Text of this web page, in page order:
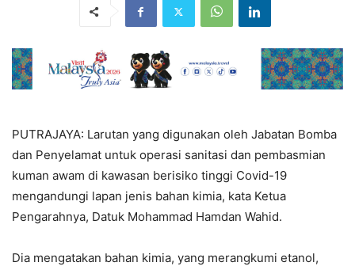
PUTRAJAYA: Larutan yang digunakan oleh Jabatan Bomba
dan Penyelamat untuk operasi sanitasi dan pembasmian
kuman awam di kawasan berisiko tinggi Covid-19
mengandungi lapan jenis bahan kimia, kata Ketua
Pengarahnya, Datuk Mohammad Hamdan Wahid.
Dia mengatakan bahan kimia, yang merangkumi etanol,